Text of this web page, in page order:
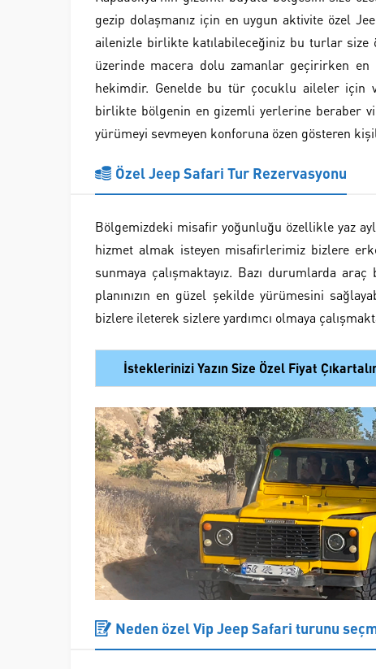
gezip dolaşmanız için en uygun aktivite özel
ailenizle birlikte katılabileceğiniz bu turlar size
üzerinde macera dolu zamanlar geçirirken
hekimdir. Genelde bu tür çocuklu aileler için
birlikte bölgenin en gizemli yerlerine beraber vip
yürümeyi sevmeyen konforuna özen gösteren
Özel Jeep Safari Tur Rezervasyonu
Bölgemizdeki misafir yoğunluğu özellikle yaz
hizmet almak isteyen misafirlerimiz bizlere
sunmaya çalışmaktayız. Bazı durumlarda
planınızın en güzel şekilde yürümesini
bizlere ileterek sizlere yardımcı olmaya
İsteklerinizi Yazın Size Özel Fiyat
Neden özel Vip Jeep Safari turunu